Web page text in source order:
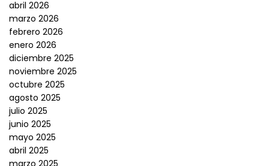
abril 2026
marzo 2026
febrero 2026
enero 2026
diciembre 2025
noviembre 2025
octubre 2025
agosto 2025
julio 2025
junio 2025
mayo 2025
abril 2025